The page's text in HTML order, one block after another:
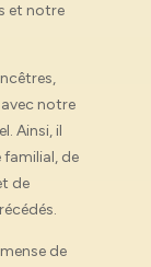
et notre
notre
Ainsi, il
familial, de
de
de